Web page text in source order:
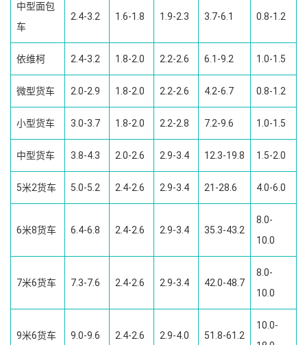
中型面包
车
2.4-3.2 1.6-1.8 1.9-2.3 3.7-6.1 0.8-1.2
依维柯 2.4-3.2 1.8-2.0 2.2-2.6 6.1-9.2 1.0-1.5
微型货车 2.0-2.9 1.8-2.0 2.2-2.6 4.2-6.7 0.8-1.2
小型货车 3.0-3.7 1.8-2.0 2.2-2.8 7.2-9.6 1.0-1.5
中型货车 3.8-4.3 2.0-2.6 2.9-3.4 12.3-19.8 1.5-2.0
5米2货车 5.0-5.2 2.4-2.6 2.9-3.4 21-28.6 4.0-6.0
6米8货车 6.4-6.8 2.4-2.6 2.9-3.4 35.3-43.2
8.0-
10.0
7米6货车 7.3-7.6 2.4-2.6 2.9-3.4 42.0-48.7
8.0-
10.0
9米6货车 9.0-9.6 2.4-2.6 2.9-4.0 51.8-61.2
10.0-